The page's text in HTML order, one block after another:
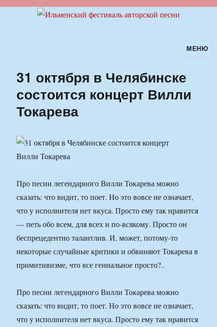
Ильменский фестиваль авторской
песни
МЕНЮ
31 октября в Челябинске
состоится концерт Вилли
Токарева
Про песни легендарного Вилли Токарева можно
сказать: что видит, то поет. Но это вовсе не означает,
что у исполнителя нет вкуса. Просто ему так нравится
— петь обо всем, для всех и по-всякому. Просто он
беспрецедентно талантлив. И, может, потому-то
некоторые случайные критики и обвиняют Токарева в
примитивизме, что все гениальное просто?..
Про песни легендарного Вилли Токарева можно
сказать: что видит, то поет. Но это вовсе не означает,
что у исполнителя нет вкуса. Просто ему так нравится